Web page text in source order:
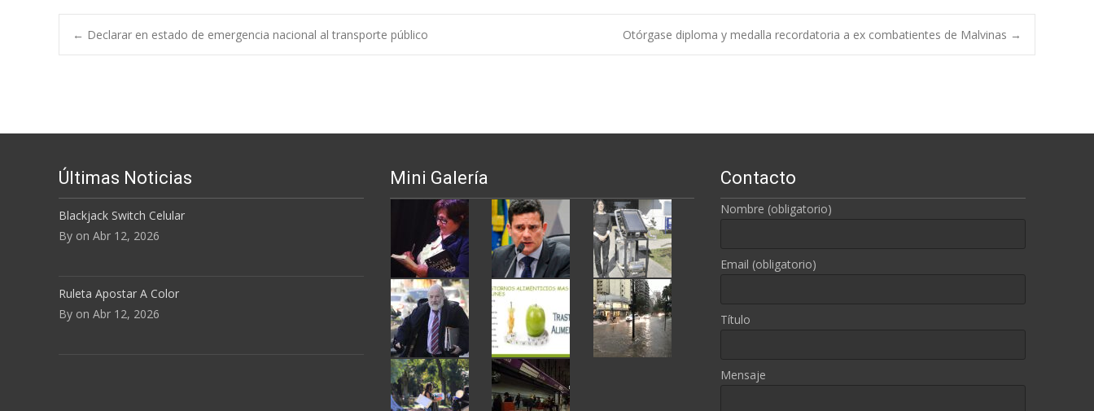
← Declarar en estado de emergencia nacional al transporte público Otórgase diploma y medalla recordatoria a ex combatientes de Malvinas →
Últimas Noticias
Blackjack Switch Celular
By on Abr 12, 2026
Ruleta Apostar A Color
By on Abr 12, 2026
Mini Galería Contacto
Nombre (obligatorio)
Email (obligatorio)
Título
Mensaje